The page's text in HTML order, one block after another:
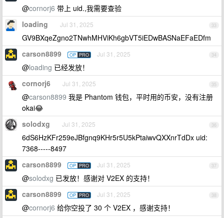
@cornorj6 带上 uid.,我需要查验
33
loading Jul 31, 2025
GV9BXqeZgno2TNwhMHViKh6gbVT5iEDwBASNaEFaEDfm
34
carson8899 OP PRO Jul 31, 2025
@loading 已经发放！
35
cornorj6 Jul 31, 2025
@carson8899 我是 Phantom 钱包，平时用的币安，没有注册
okai😂
36
solodxg Jul 31, 2025
6dS6HzKFr259eJBfgnq9KHr5r5U5kPtaiwvQXXnrTdDx uid:
7368-----8497
37
carson8899 OP PRO Jul 31, 2025
@solodxg 已发放！感谢对 V2EX 的支持！
38
carson8899 OP PRO Jul 31, 2025
@cornorj6 给你空投了 30 个 V2EX ，感谢支持！